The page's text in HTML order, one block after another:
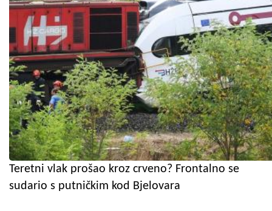
Teretni vlak prošao kroz crveno? Frontalno se
sudario s putničkim kod Bjelovara